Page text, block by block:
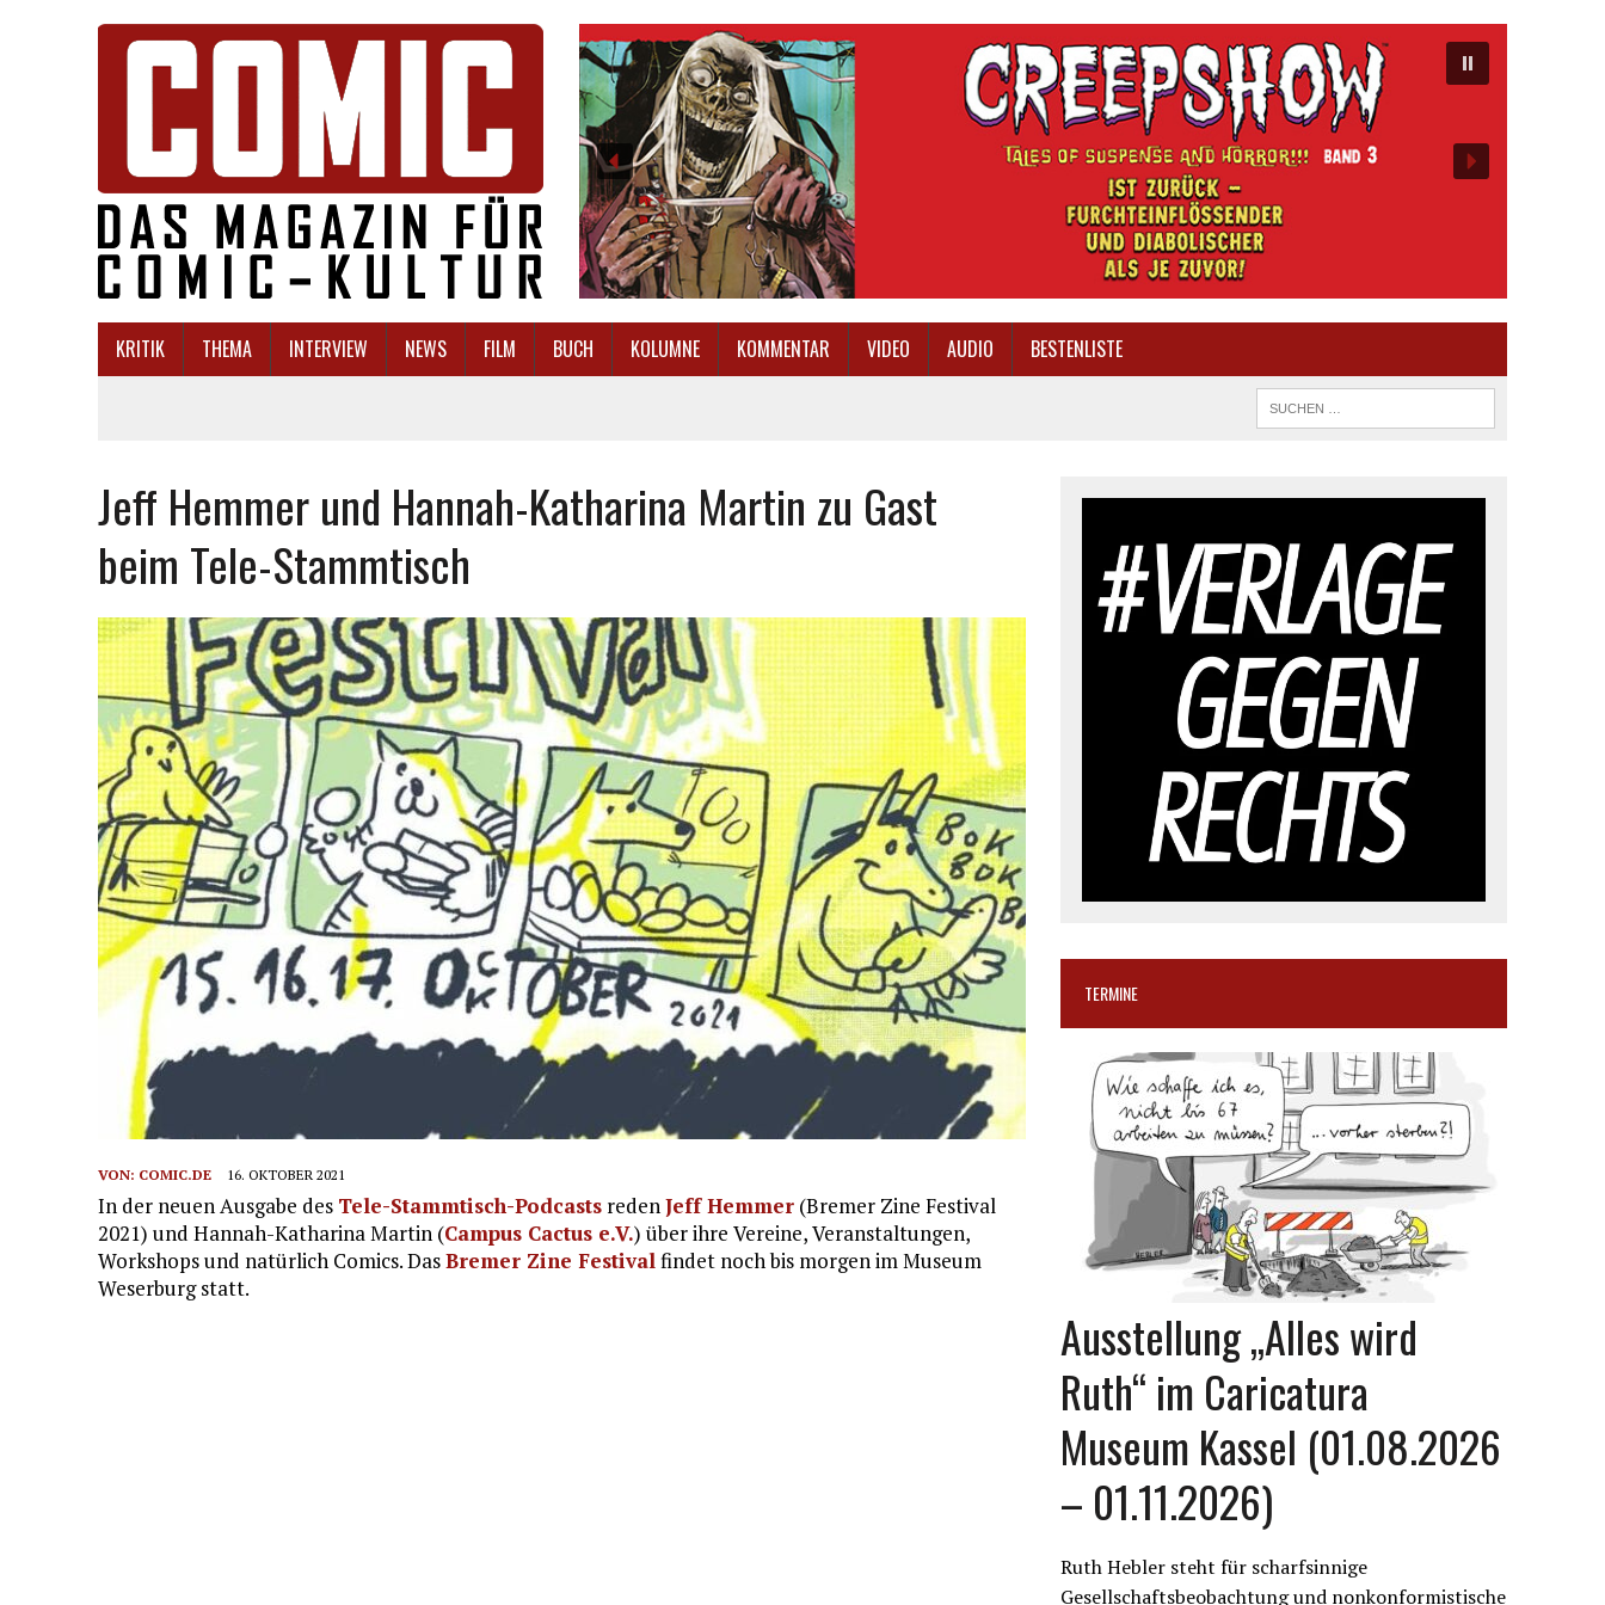
KRITIK THEMA INTERVIEW NEWS FILM BUCH KOLUMNE KOMMENTAR VIDEO AUDIO BESTENLISTE
Jeff Hemmer und Hannah-Katharina Martin zu Gast
beim Tele-Stammtisch
VON: COMIC.DE 16. OKTOBER 2021
In der neuen Ausgabe des Tele-Stammtisch-Podcasts redenJeff Hemmer (Bremer Zine Festival
2021) und Hannah-Katharina Martin (Campus Cactus e.V.) über ihre Vereine, Veranstaltungen,
Workshops und natürlich Comics. DasBremer Zine Festivalfindet noch bis morgen im Museum
Weserburg statt.
TERMINE
Ausstellung „Alles wird
Ruth“ im Caricatura
Museum Kassel (01.08.2026
– 01.11.2026)
Ruth Hebler steht für scharfsinnige
Gesellschaftsbeobachtung und nonkonformistische